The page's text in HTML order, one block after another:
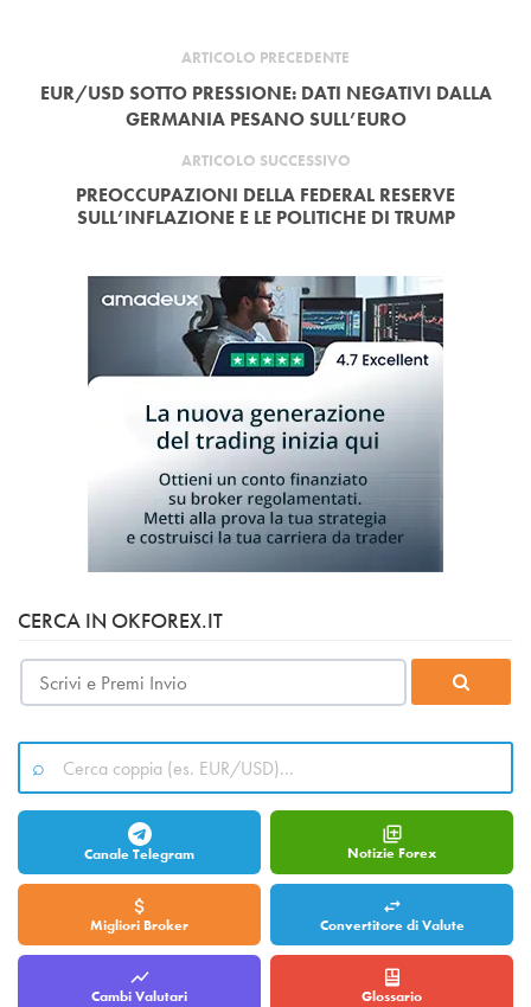
ARTICOLO PRECEDENTE
EUR/USD SOTTO PRESSIONE: DATI NEGATIVI DALLA
GERMANIA PESANO SULL’EURO
ARTICOLO SUCCESSIVO
PREOCCUPAZIONI DELLA FEDERAL RESERVE
SULL’INFLAZIONE E LE POLITICHE DI TRUMP
CERCA IN OKFOREX.IT
Canale Telegram Notizie Forex
Migliori Broker Convertitore di Valute
Cambi Valutari Glossario